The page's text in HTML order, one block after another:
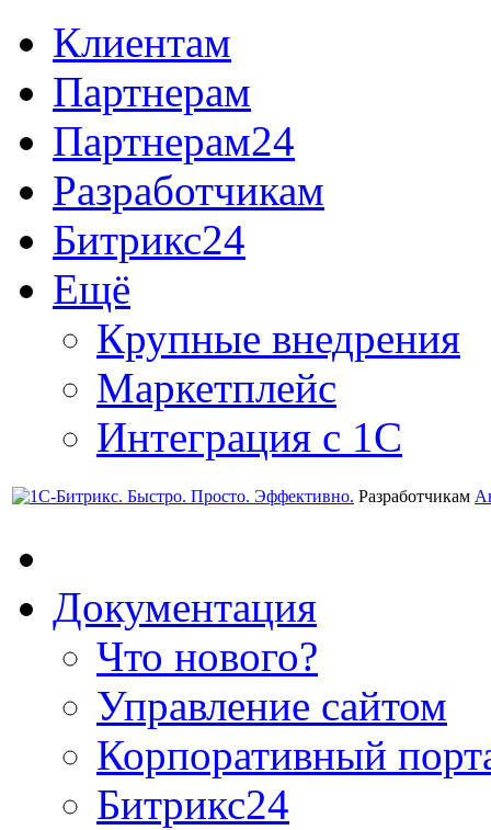
Клиентам
Партнерам
Партнерам24
Разработчикам
Битрикс24
Ещё
Крупные внедрения
Маркетплейс
Интеграция с 1С
Разработчикам
Документация
Что нового?
Управление сайтом
Корпоративный
Битрикс24